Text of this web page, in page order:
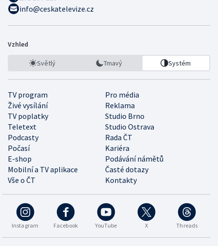
info@ceskatelevize.cz
Vzhled
Světlý Tmavý Systém
TV program
Pro média
Živé vysílání
Reklama
TV poplatky
Studio Brno
Teletext
Studio Ostrava
Podcasty
Rada ČT
Počasí
Kariéra
E-shop
Podávání námětů
Mobilní a TV aplikace
Časté dotazy
Vše o ČT
Kontakty
Instagram Facebook YouTube X Threads